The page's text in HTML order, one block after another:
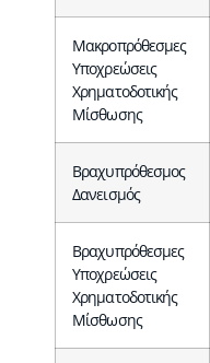
Μακροπρόθεσμες
Υποχρεώσεις
Χρηματοδοτικής
Μίσθωσης
Βραχυπρόθεσμος
Δανεισμός
Βραχυπρόθεσμες
Υποχρεώσεις
Χρηματοδοτικής
Μίσθωσης